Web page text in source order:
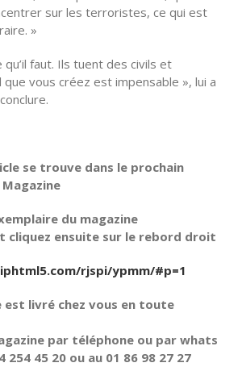
sur les terroristes, ce qui est
»
qu’il faut. Ils tuent des civils et
que vous créez est impensable », lui a
se trouve dans le prochain
du magazine
cliquez ensuite sur le rebord droit
rjspi/ypmm/#p=1
est livré chez vous en toute
par téléphone ou par whats
254 45 20 ou au 01 86 98 27 27